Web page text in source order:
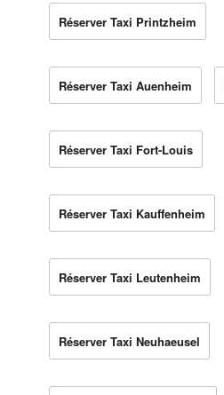
Réserver Taxi Printzheim
Réserver Taxi Auenheim
Réserver Taxi Fort-Louis
Réserver Taxi Kauffenheim
Réserver Taxi Leutenheim
Réserver Taxi Neuhaeusel